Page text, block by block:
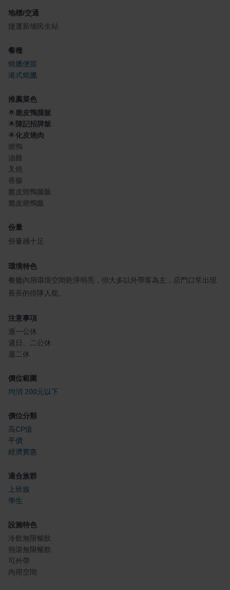
地標/交通
捷運新埔民生站
餐種
燒臘便當
港式燒臘
推薦菜色
🌟脆皮鴨腿飯
🌟陳記招牌飯
🌟化皮燒肉
燒鴨
油雞
叉燒
香腸
脆皮燒鴨腿飯
脆皮燒鴨飯
份量
份量感十足
環境特色
餐廳內用環境空間乾淨明亮，但大多以外帶客為主，店門口常出現
長長的排隊人龍。
注意事項
週一公休
週日、二公休
週二休
價位範圍
均消 200元以下
價位分類
高CP值
平價
經濟實惠
適合族群
上班族
學生
設施特色
冷飲無限暢飲
熱湯無限暢飲
可外帶
內用空間